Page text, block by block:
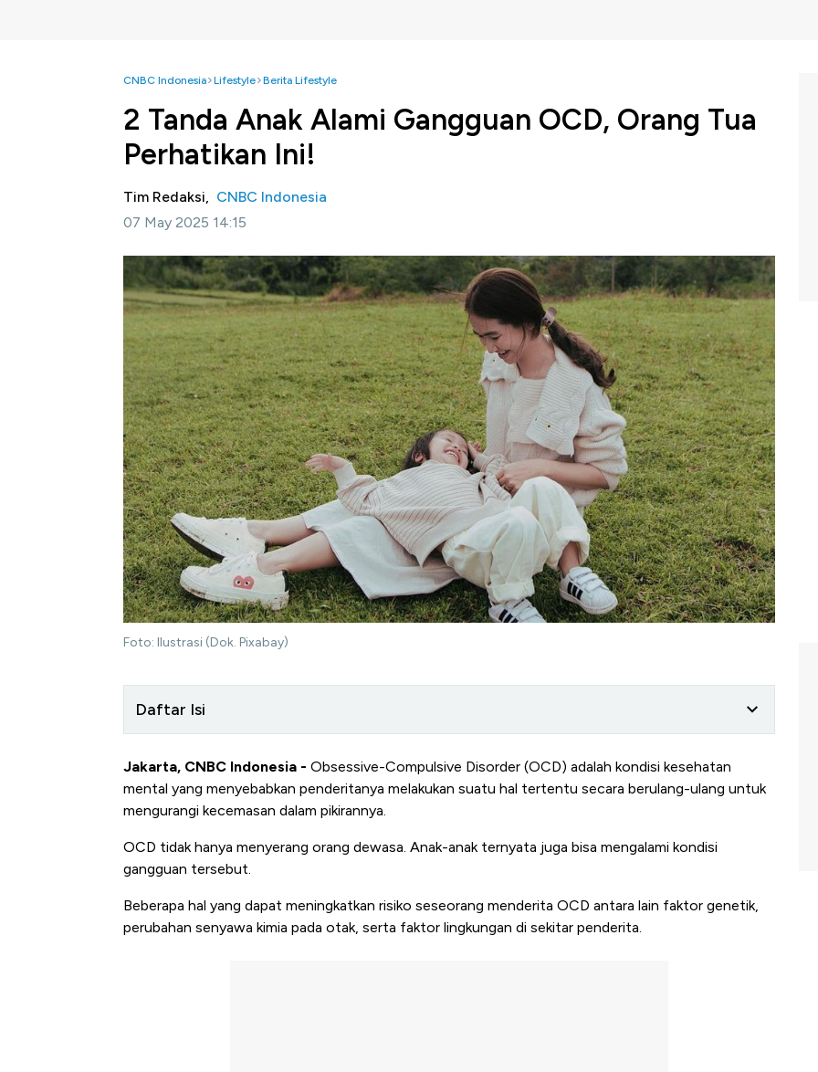
CNBC Indonesia Lifestyle Berita Lifestyle
2 Tanda Anak Alami Gangguan OCD, Orang Tua
Perhatikan Ini!
Tim Redaksi, CNBC Indonesia
07 May 2025 14:15
Foto: Ilustrasi (Dok. Pixabay)
Daftar Isi
Jakarta, CNBC Indonesia - Obsessive-Compulsive Disorder (OCD) adalah kondisi kesehatan
mental yang menyebabkan penderitanya melakukan suatu hal tertentu secara berulang-ulang untuk
mengurangi kecemasan dalam pikirannya.
OCD tidak hanya menyerang orang dewasa. Anak-anak ternyata juga bisa mengalami kondisi
gangguan tersebut.
Beberapa hal yang dapat meningkatkan risiko seseorang menderita OCD antara lain faktor genetik,
perubahan senyawa kimia pada otak, serta faktor lingkungan di sekitar penderita.